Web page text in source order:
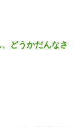
どうかだんなさ